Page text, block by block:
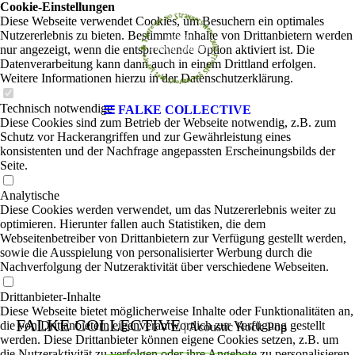
FALKE COLLECTIVE
FALKE COLLECTIVE |Acoustic Rock-Pop
Cookie-Einstellungen
Diese Webseite verwendet Cookies, um Besuchern ein optimales
Nutzererlebnis zu bieten. Bestimmte Inhalte von Drittanbietern werden
nur angezeigt, wenn die entsprechende Option aktiviert ist. Die
Datenverarbeitung kann dann auch in einem Drittland erfolgen.
Weitere Informationen hierzu in der Datenschutzerklärung.
Technisch notwendige
Diese Cookies sind zum Betrieb der Webseite notwendig, z.B. zum
Schutz vor Hackerangriffen und zur Gewährleistung eines
konsistenten und der Nachfrage angepassten Erscheinungsbilds der
Seite.
Analytische
Diese Cookies werden verwendet, um das Nutzererlebnis weiter zu
optimieren. Hierunter fallen auch Statistiken, die dem
Webseitenbetreiber von Drittanbietern zur Verfügung gestellt werden,
sowie die Ausspielung von personalisierter Werbung durch die
Nachverfolgung der Nutzeraktivität über verschiedene Webseiten.
Drittanbieter-Inhalte
Diese Webseite bietet möglicherweise Inhalte oder Funktionalitäten an,
die von Drittanbietern eigenverantwortlich zur Verfügung gestellt
werden. Diese Drittanbieter können eigene Cookies setzen, z.B. um